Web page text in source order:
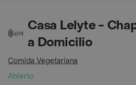
Casa Lelyte -
a Domicilio
Comida Vegetariana
Abierto